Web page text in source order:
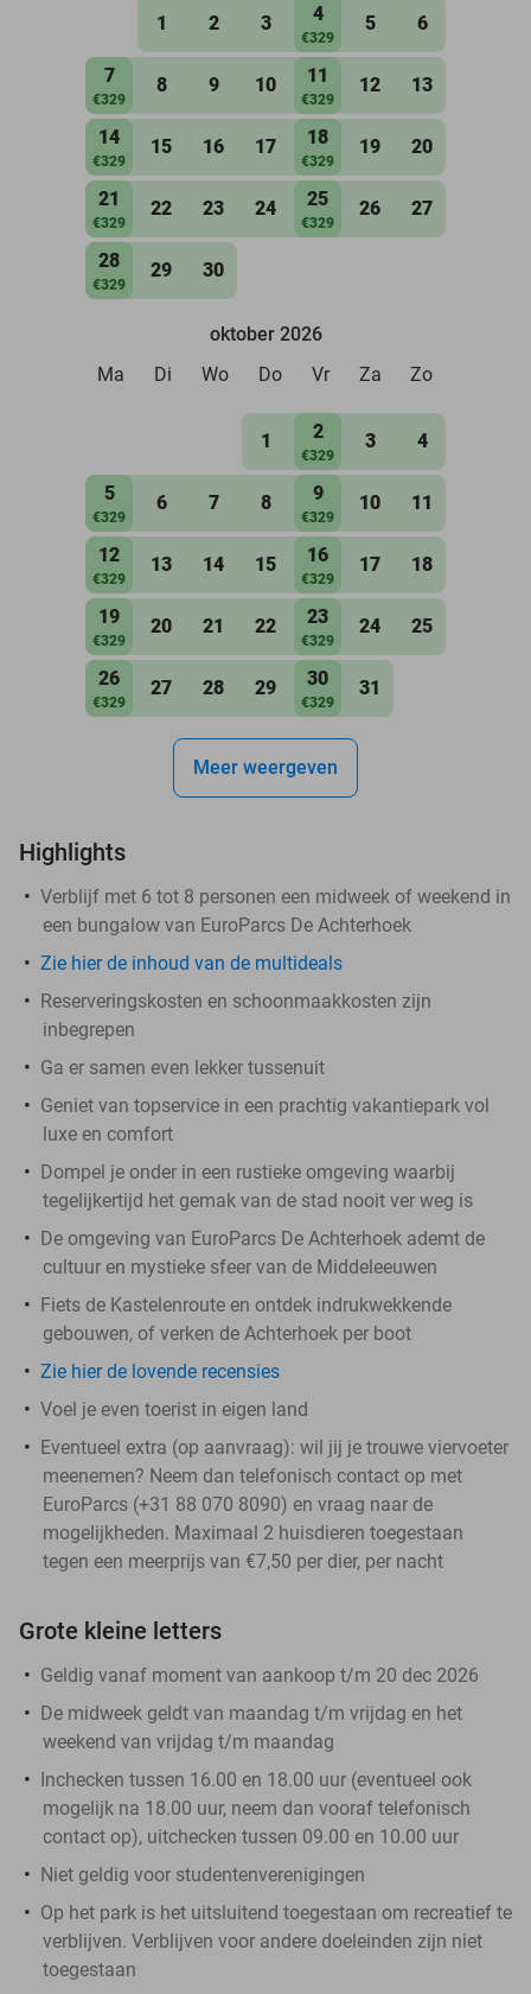
1 2 3 4
€329
5 6
7
€329
8 9 10 11
€329
12 13
14
€329
15 16 17 18
€329
19 20
21
€329
22 23 24 25
€329
26 27
28
€329
29 30
oktober 2026
Ma
Di Wo Do Vr Za Zo
1 2
€329
3 4
5
€329
6 7 8 9
€329
10 11
12
€329
13 14 15 16
€329
17 18
19
€329
20 21 22 23
€329
24 25
26
€329
27 28 29 30
€329
31
Meer weergeven
Highlights
Verblijf met 6 tot 8 personen een midweek of weekend in
een bungalow van EuroParcs De Achterhoek
Zie hier de inhoud van de multideals
Reserveringskosten en schoonmaakkosten zijn
inbegrepen
Ga er samen even lekker tussenuit
Geniet van topservice in een prachtig vakantiepark vol
luxe en comfort
Dompel je onder in een rustieke omgeving waarbij
tegelijkertijd het gemak van de stad nooit ver weg is
De omgeving van EuroParcs De Achterhoek ademt de
cultuur en mystieke sfeer van de Middeleeuwen
Fiets de Kastelenroute en ontdek indrukwekkende
gebouwen, of verken de Achterhoek per boot
Zie hier de lovende recensies
Voel je even toerist in eigen land
Eventueel extra (op aanvraag): wil jij je trouwe viervoeter
meenemen? Neem dan telefonisch contact op met
EuroParcs (+31 88 070 8090) en vraag naar de
mogelijkheden. Maximaal 2 huisdieren toegestaan
tegen een meerprijs van €7,50 per dier, per nacht
Grote kleine letters
Geldig vanaf moment van aankoop t/m 20 dec 2026
De midweek geldt van maandag t/m vrijdag en het
weekend van vrijdag t/m maandag
Inchecken tussen 16.00 en 18.00 uur (eventueel ook
mogelijk na 18.00 uur, neem dan vooraf telefonisch
contact op), uitchecken tussen 09.00 en 10.00 uur
Niet geldig voor studentenverenigingen
Op het park is het uitsluitend toegestaan om recreatief te
verblijven. Verblijven voor andere doeleinden zijn niet
toegestaan